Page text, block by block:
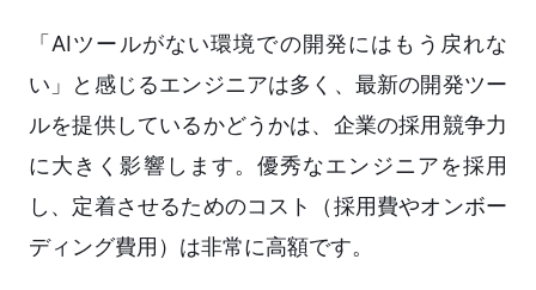
「AIツールがない環境での開発にはもう戻れな
い」と感じるエンジニアは多く、最新の開発ツー
ルを提供しているかどうかは、企業の採用競争力
に大きく影響します。優秀なエンジニアを採用
し、定着させるためのコスト（採用費やオンボー
ディング費用）は非常に高額です。